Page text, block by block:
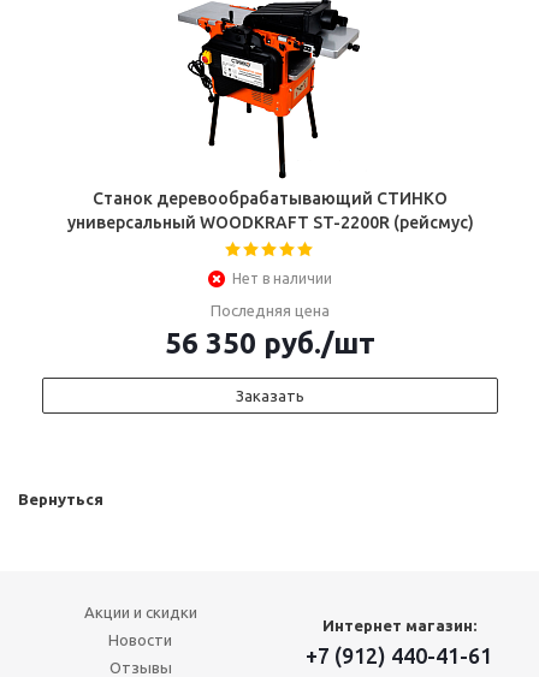
Станок деревообрабатывающий СТИНКО
универсальный WOODKRAFT ST-2200R (рейсмус)
Нет в наличии
Последняя цена
56 350 руб./шт
Заказать
Вернуться
Акции и скидки
Новости
Отзывы
Интернет магазин:
+7 (912) 440-41-61